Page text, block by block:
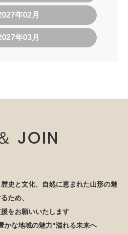
年02月
年03月
JOIN
史と文化、自然に恵まれた山形の魅
ため、
をお願いいたします
かな地域の魅力"溢れる未来へ